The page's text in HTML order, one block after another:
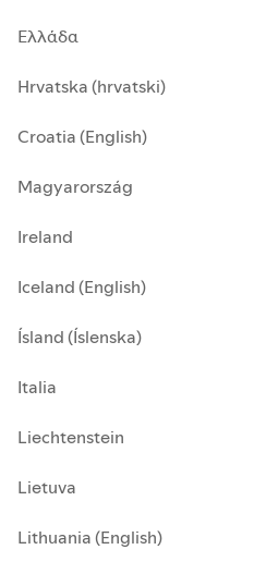
Ελλάδα
Hrvatska (hrvatski)
Croatia (English)
Magyarország
Ireland
Iceland (English)
Ísland (Íslenska)
Italia
Liechtenstein
Lietuva
Lithuania (English)